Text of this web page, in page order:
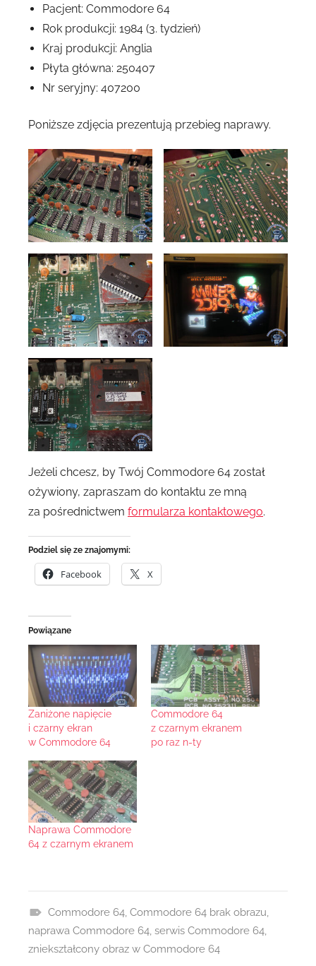
Pacjent: Commodore 64
Rok produkcji: 1984 (3. tydzień)
Kraj produkcji: Anglia
Płyta główna: 250407
Nr seryjny: 407200
Poniższe zdjęcia prezentują przebieg naprawy.
Jeżeli chcesz, by Twój Commodore 64 został
ożywiony, zapraszam do kontaktu ze mną
za pośrednictwem formularza kontaktowego.
Podziel się ze znajomymi:
Facebook X
Powiązane
Zaniżone napięcie
i czarny ekran
w Commodore 64
Commodore 64
z czarnym ekranem
po raz n-ty
Naprawa Commodore
64 z czarnym ekranem
R
e
Commodore 64, Commodore 64 brak obrazu
naprawa Commodore 64 serwis Commodore 64
zniekształcony obraz w Commodore 64